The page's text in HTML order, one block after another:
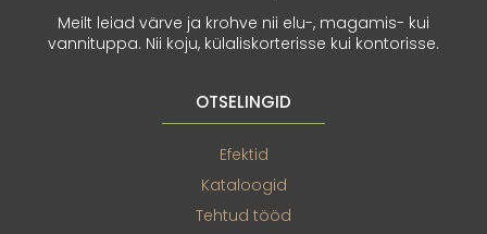
Meilt leiad värve ja krohve nii elu-, magamis- kui
vannituppa. Nii koju, külaliskorterisse kui kontorisse.
OTSELINGID
Efektid
Kataloogid
Tehtud tööd